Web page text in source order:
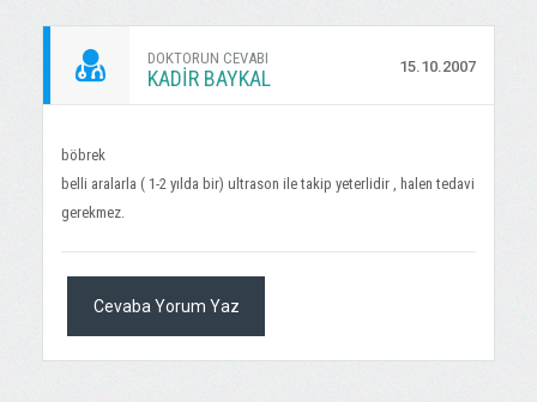
DOKTORUN CEVABI
KADIR BAYKAL 15.10.2007
böbrek
belli aralarla ( 1-2 yılda bir) ultrason ile takip yeterlidir , halen tedavi
gerekmez.
Cevaba Yorum Yaz